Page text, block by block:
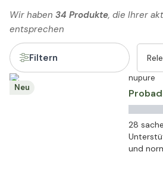
Wir haben 34 Produkte, die Ihrer
entsprechen
Filtern
Neu
nupure
28
und